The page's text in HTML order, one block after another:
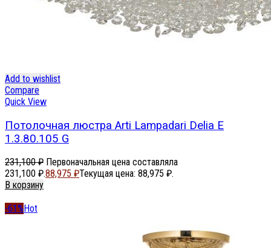
Add to wishlist
Compare
Quick View
Потолочная люстра Arti Lampadari Delia E
1.3.80.105 G
231,100₽ Первоначальная цена составляла
231,100 ₽.88,975 ₽Текущая цена: 88,975 ₽.
В корзину
-61% Hot